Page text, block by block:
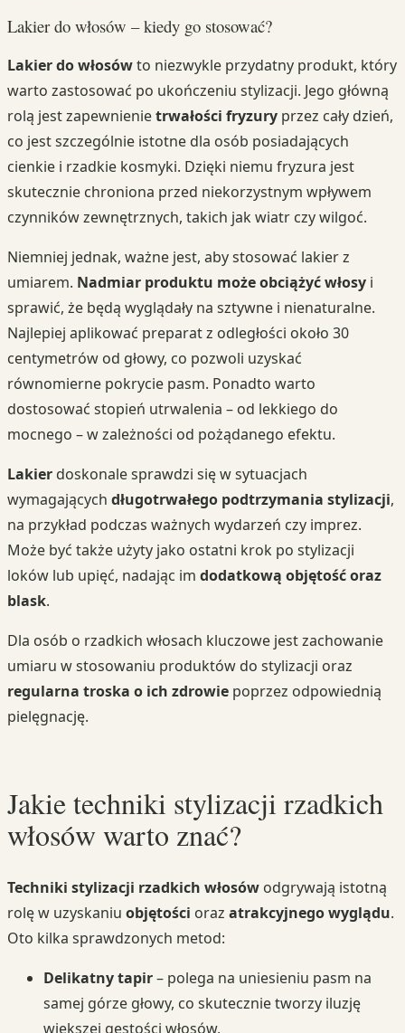
Lakier do włosów – kiedy go stosować?
Lakier do włosówto niezwykle przydatny produkt, który
warto zastosować po ukończeniu stylizacji. Jego główną
rolą jest zapewnienietrwałości fryzury przez cały dzień,
co jest szczególnie istotne dla osób posiadających
cienkie i rzadkie kosmyki. Dzięki niemu fryzura jest
skutecznie chroniona przed niekorzystnym wpływem
czynników zewnętrznych, takich jak wiatr czy wilgoć.
Niemniej jednak, ważne jest, aby stosować lakier z
umiarem. Nadmiar produktu może obciążyć włosy i
sprawić, że będą wyglądały na sztywne i nienaturalne.
Najlepiej aplikować preparat z odległości około 30
centymetrów od głowy, co pozwoli uzyskać
równomierne pokrycie pasm. Ponadto warto
dostosować stopień utrwalenia – od lekkiego do
mocnego – w zależności od pożądanego efektu.
Lakier doskonale sprawdzi się w sytuacjach
wymagających długotrwałego podtrzymania stylizacji,
na przykład podczas ważnych wydarzeń czy imprez.
Może być także użyty jako ostatni krok po stylizacji
loków lub upięć, nadając im dodatkową objętość oraz
blask.
Dla osób o rzadkich włosach kluczowe jest zachowanie
umiaru w stosowaniu produktów do stylizacji oraz
regularna troska o ich zdrowie poprzez odpowiednią
pielęgnację.
Jakie techniki stylizacji rzadkich
włosów warto znać?
Techniki stylizacji rzadkich włosów odgrywają istotną
rolę w uzyskaniu objętości oraz atrakcyjnego wyglądu.
Oto kilka sprawdzonych metod:
Delikatny tapir– polega na uniesieniu pasm na
samej górze głowy, co skutecznie tworzy iluzję
większej gęstości włosów,